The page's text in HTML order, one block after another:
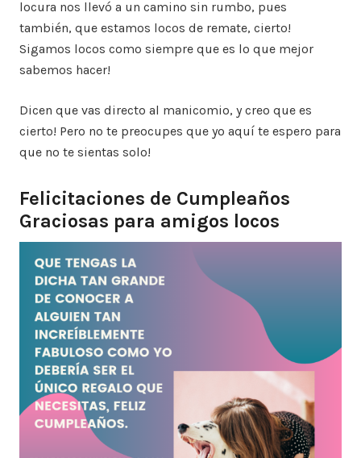
locura nos llevó a un camino sin rumbo, pues
también, que estamos locos de remate, cierto!
Sigamos locos como siempre que es lo que mejor
sabemos hacer!
Dicen que vas directo al manicomio, y creo que es
cierto! Pero no te preocupes que yo aquí te espero para
que no te sientas solo!
Felicitaciones de Cumpleaños
Graciosas para amigos locos